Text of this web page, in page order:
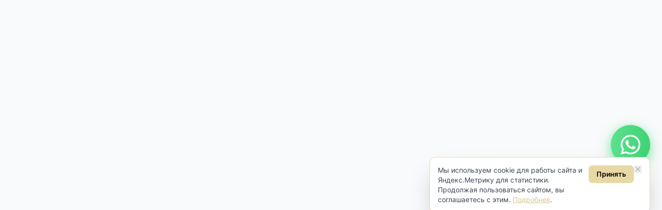
Мы используем cookie для работы сайта и
Яндекс.Метрику для статистики.
Продолжая пользоваться сайтом, вы
соглашаетесь с этим. Подробнее.
Принять